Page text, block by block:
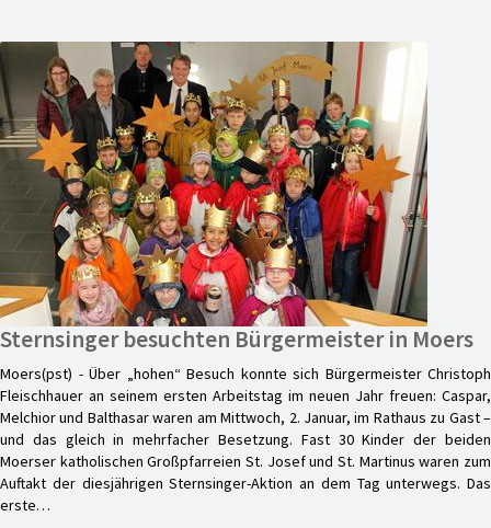
Sternsinger besuchten Bürgermeister in Moers
Moers(pst) - Über „hohen“ Besuch konnte sich Bürgermeister Christoph
Fleischhauer an seinem ersten Arbeitstag im neuen Jahr freuen: Caspar,
Melchior und Balthasar waren am Mittwoch, 2. Januar, im Rathaus zu Gast –
und das gleich in mehrfacher Besetzung. Fast 30 Kinder der beiden
Moerser katholischen Großpfarreien St. Josef und St. Martinus waren zum
Auftakt der diesjährigen Sternsinger-Aktion an dem Tag unterwegs. Das
erste…